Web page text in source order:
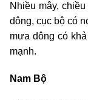
Nhiều mây,
dông, cục bộ có
mưa dông có
mạnh.
Nam Bộ